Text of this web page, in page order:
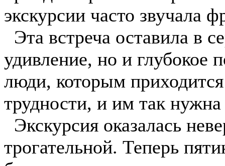
экскурсии часто звучала
Эта встреча оставила в
удивление, но и глубокое
люди, которым
трудности, и им так
Экскурсия оказалась
трогательной. Теперь